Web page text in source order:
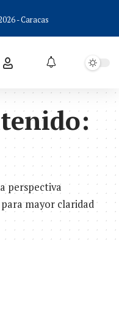
- Caracas
perspectiva
mayor claridad